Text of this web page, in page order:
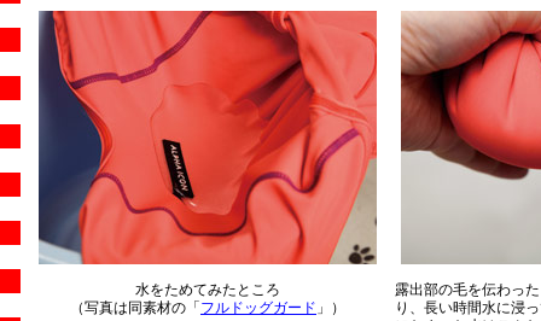
水をためてみたところ
（写真は同素材の「フルドッグガード 」）
露出部の毛を伝わっ
り、長い時間水に浸